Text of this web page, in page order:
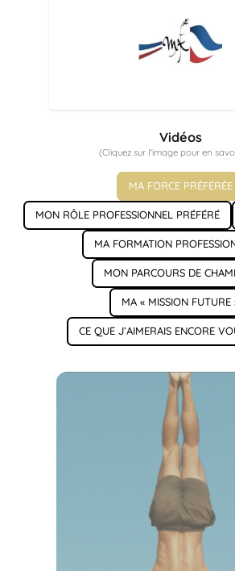
Vidéos
(Cliquez sur l'image pour en
MA FORCE PRÉFÉRÉE
MON RÔLE PROFESSIONNEL PRÉFÉRÉ
MA FORMATION
MON PARCOURS DE
MA « MISSION FUTURE
CE QUE J’AIMERAIS ENCORE